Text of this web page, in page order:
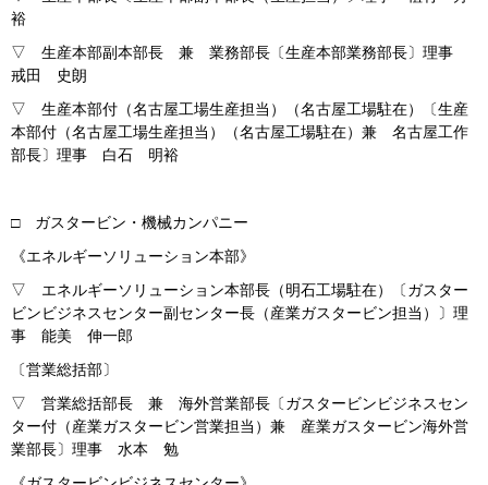
裕
▽ 生産本部副本部長 兼 業務部長〔生産本部業務部長〕理事
戒田 史朗
▽ 生産本部付（名古屋工場生産担当）（名古屋工場駐在）〔生産
本部付（名古屋工場生産担当）（名古屋工場駐在）兼 名古屋工作
部長〕理事 白石 明裕
□ ガスタービン・機械カンパニー
《エネルギーソリューション本部》
▽ エネルギーソリューション本部長（明石工場駐在）〔ガスター
ビンビジネスセンター副センター長（産業ガスタービン担当）〕理
事 能美 伸一郎
〔営業総括部〕
▽ 営業総括部長 兼 海外営業部長〔ガスタービンビジネスセン
ター付（産業ガスタービン営業担当）兼 産業ガスタービン海外営
業部長〕理事 水本 勉